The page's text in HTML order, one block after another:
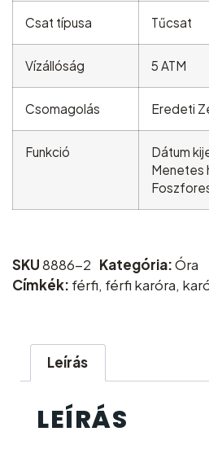
Csat típusa Tűcsat
Vízállóság 5 ATM
Csomagolás Eredeti
Funkció
Dátum
Menetes
SKU8886-2 Kategória:Óra
Címkék: férfi, férfi karóra,
Leírás
LEÍRÁS